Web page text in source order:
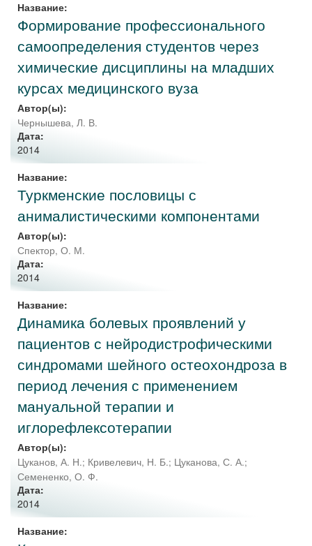
Название:
Формирование профессионального
самоопределения студентов через
химические дисциплины на младших
курсах медицинского вуза
Автор(ы):
Чернышева, Л. В.
Дата:
2014
Название:
Туркменские пословицы с
анималистическими компонентами
Автор(ы):
Спектор, О. М.
Дата:
2014
Название:
Динамика болевых проявлений у
пациентов с нейродистрофическими
синдромами шейного остеохондроза в
период лечения с применением
мануальной терапии и
иглорефлексотерапии
Автор(ы):
Цуканов, А. Н.; Кривелевич, Н. Б.; Цуканова, С. А.;
Семененко, О. Ф.
Дата:
2014
Название: